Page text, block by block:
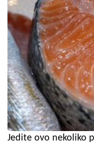
Jedite ovo nekoliko